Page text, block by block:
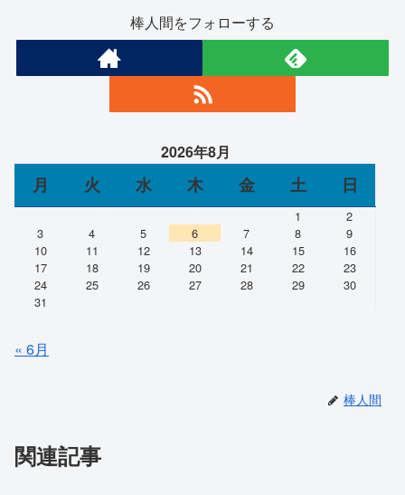
棒人間をフォローする
2026年8月
月 火 水 木 金 土 日
1
2
3
4 5 6 7 8
9
10
11 12 13 14 15
16
17
18 19 20 21 22
23
24
25 26 27 28 29
30
31
« 6月
棒人間
関連記事